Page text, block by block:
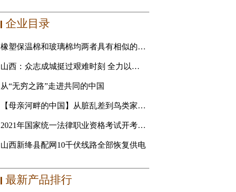
企业目录
橡塑保温棉和玻璃棉均两者具有相似的性能 要选更适合自己的
山西：众志成城挺过艰难时刻 全力以赴恢复美好家园
从“无穷之路”走进共同的中国
【母亲河畔的中国】从脏乱差到鸟类家园 黄河滩地公园是
2021年国家统一法律职业资格考试开考 青海考生人数创新高
山西新绛县配网10千伏线路全部恢复供电
最新产品排行